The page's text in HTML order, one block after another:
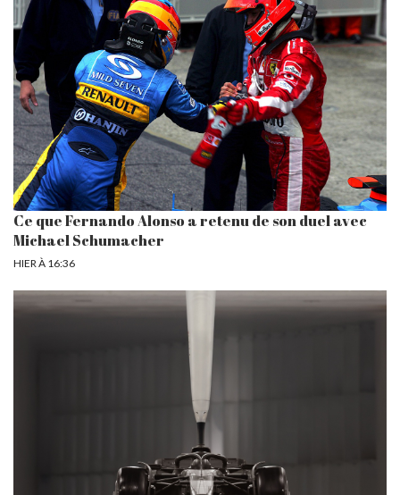
Ce que Fernando Alonso a retenu de son duel avec
Michael Schumacher
HIER À 16:36